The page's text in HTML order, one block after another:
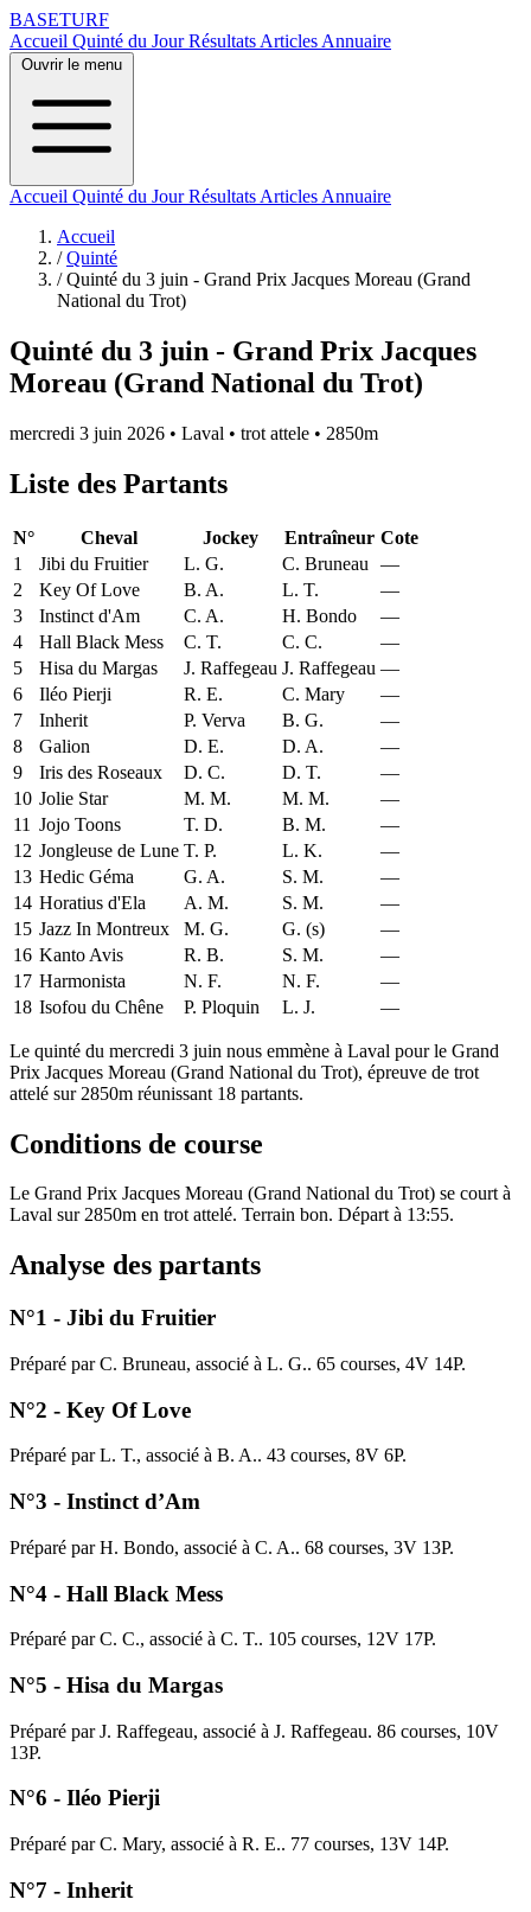
BASETURF
Accueil Quinté du JourRésultats Articles Annuaire
Ouvrir le menu
Accueil Quinté du JourRésultats Articles Annuaire
Accueil
/ Quinté
/ Quinté du 3 juin - Grand Prix Jacques Moreau (Grand
National du Trot)
Quinté du 3 juin - Grand Prix Jacques
Moreau (Grand National du Trot)
mercredi 3 juin 2026 • Laval • trot attele • 2850m
Liste des Partants
N° Cheval Jockey Entraîneur Cote
1
Jibi du Fruitier L. G. C. Bruneau
—
2
Key Of Love B. A. L. T.
—
3
Instinct d'Am C. A. H. Bondo
—
4
Hall Black Mess C. T. C. C.
—
5
Hisa du Margas J. Raffegeau J. Raffegeau —
6
Iléo Pierji R. E. C. Mary
—
7
Inherit P. Verva B. G.
—
8
Galion D. E. D. A.
—
9
Iris des Roseaux D. C. D. T.
—
10 Jolie Star M. M. M. M.
—
11 Jojo Toons T. D. B. M.
—
12 Jongleuse de Lune T. P. L. K.
—
13 Hedic Géma G. A. S. M.
—
14 Horatius d'Ela A. M. S. M.
—
15 Jazz In Montreux M. G. G. (s)
—
16 Kanto Avis R. B. S. M.
—
17 Harmonista N. F. N. F.
—
18 Isofou du Chêne P. Ploquin L. J. —
Le quinté du mercredi 3 juin nous emmène à Laval pour le Grand
Prix Jacques Moreau (Grand National du Trot), épreuve de trot
attelé sur 2850m réunissant 18 partants.
Conditions de course
Le Grand Prix Jacques Moreau (Grand National du Trot) se court à
Laval sur 2850m en trot attelé. Terrain bon. Départ à 13:55.
Analyse des partants
N°1 - Jibi du Fruitier
Préparé par C. Bruneau, associé à L. G.. 65 courses, 4V 14P.
N°2 - Key Of Love
Préparé par L. T., associé à B. A.. 43 courses, 8V 6P.
N°3 - Instinct d’Am
Préparé par H. Bondo, associé à C. A.. 68 courses, 3V 13P.
N°4 - Hall Black Mess
Préparé par C. C., associé à C. T.. 105 courses, 12V 17P.
N°5 - Hisa du Margas
Préparé par J. Raffegeau, associé à J. Raffegeau. 86 courses, 10V
13P.
N°6 - Iléo Pierji
Préparé par C. Mary, associé à R. E.. 77 courses, 13V 14P.
N°7 - Inherit